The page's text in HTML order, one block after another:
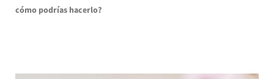
cómo podrías hacerlo?